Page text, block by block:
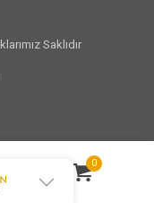
Saklıdır
0